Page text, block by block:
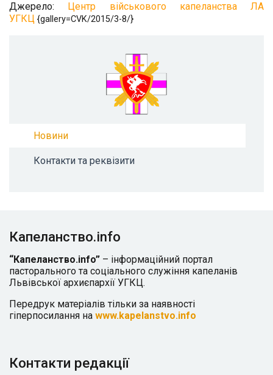
Джерело:
Центр військового капеланства ЛА
УГКЦ {gallery=CVK/2015/3-8/}
Новини
Контакти та реквізити
Капеланство.info
“Капеланство.info” – інформаційний портал
пасторального та соціального служіння капеланів
Львівської архиєпархії УГКЦ.
Передрук матеріалів тільки за наявності
гіперпосилання на www.kapelanstvo.info
Контакти редакції